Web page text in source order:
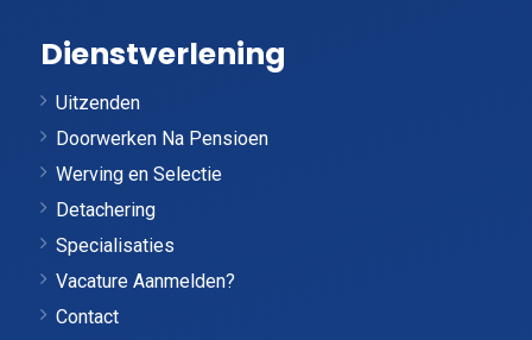
Dienstverlening
Uitzenden
Doorwerken Na Pensioen
Werving en Selectie
Detachering
Specialisaties
Vacature Aanmelden?
Contact